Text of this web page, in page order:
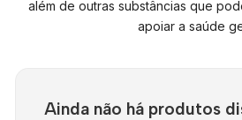
além de outras substâncias que
apoiar a saúde
Ainda não há produtos